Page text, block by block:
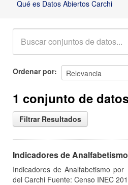
Qué es Datos Abiertos Carchi
Ordenar por
1 conjunto de
Filtrar Resultados
Indicadores de
Indicadores de Analfabetismo
del Carchi Fuente: Censo INEC